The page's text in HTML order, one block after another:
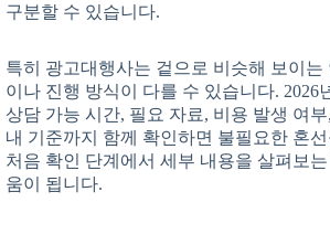
구분할 수 있습니다.
특히 광고대행사는 겉으로 비슷해 보이는
이나 진행 방식이 다를 수 있습니다. 2026
상담 가능 시간, 필요 자료, 비용 발생 여
내 기준까지 함께 확인하면 불필요한 혼
처음 확인 단계에서 세부 내용을 살펴보
움이 됩니다.